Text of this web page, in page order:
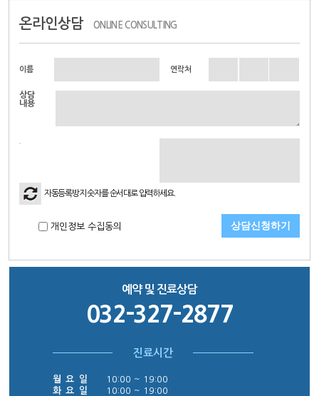
온라인상담 ONLINE CONSULTING
이름 연락처
상담
내용
자동등록방지 숫자를 순서대로 입력하세요.
개인정보 수집동의
예약 및 진료상담
032-327-2877
진료시간
월 요 일
10:00 ~ 19:00
화 요 일
10:00 ~ 19:00